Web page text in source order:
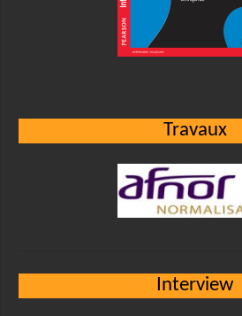
Travaux
Interview